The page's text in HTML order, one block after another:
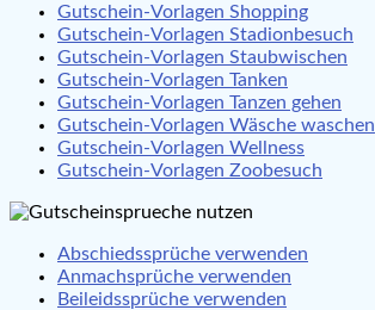
Gutschein-Vorlagen Shopping
Gutschein-Vorlagen Stadionbesuch
Gutschein-Vorlagen Staubwischen
Gutschein-Vorlagen Tanken
Gutschein-Vorlagen Tanzen gehen
Gutschein-Vorlagen Wäsche waschen
Gutschein-Vorlagen Wellness
Gutschein-Vorlagen Zoobesuch
Abschiedssprüche verwenden
Anmachsprüche verwenden
Beileidssprüche verwenden